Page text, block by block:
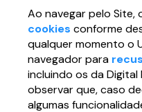
Ao navegar pelo Site,
cookies conforme
qualquer momento o
navegador para
incluindo os da Digital
observar que, caso
algumas